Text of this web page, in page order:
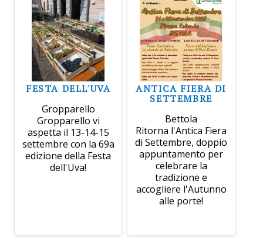
FESTA DELL'UVA
Gropparello
Gropparello vi
aspetta il 13-14-15
settembre con la 69a
edizione della Festa
dell'Uva!
ANTICA FIERA DI
SETTEMBRE
Bettola
Ritorna l'Antica Fiera
di Settembre, doppio
appuntamento per
celebrare la
tradizione e
accogliere l'Autunno
alle porte!